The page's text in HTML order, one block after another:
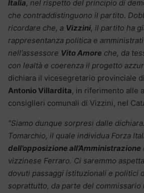
Italia, nel rispetto del principio di
che contraddistinguono il partito.
ricordare che, a Vizzini, il partito ha
rappresentanza politica e
nell’assessore Vito Amore che, da
con lealtà e coerenza il progetto
dichiara il vicesegretario provinciale
Antonio Villardita, in riferimento alle
consiglieri comunali di Vizzini, nel
“Siamo dunque sorpresi dalle
Tomarchio, il quale individua Forza
dell’opposizione all’Amministrazione
vizzinese Ferraro. Ci saremmo
dovuti passaggi istituzionali e politici
soprattutto, da parte del commissario